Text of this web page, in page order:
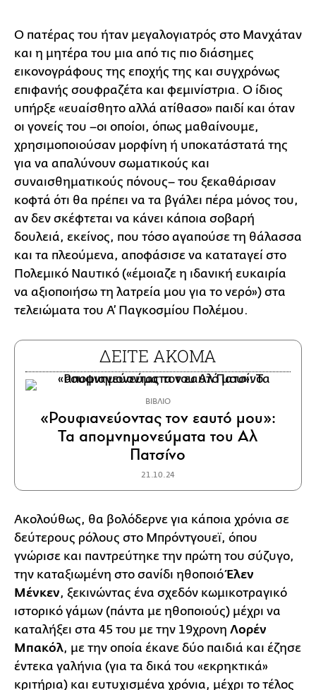
Ο πατέρας του ήταν μεγαλογιατρός στο Μανχάταν
και η μητέρα του μια από τις πιο διάσημες
εικονογράφους της εποχής της και συγχρόνως
επιφανής σουφραζέτα και φεμινίστρια. Ο ίδιος
υπήρξε «ευαίσθητο αλλά ατίθασο» παιδί και όταν
οι γονείς του –οι οποίοι, όπως μαθαίνουμε,
χρησιμοποιούσαν μορφίνη ή υποκατάστατά της
για να απαλύνουν σωματικούς και
συναισθηματικούς πόνους– του ξεκαθάρισαν
κοφτά ότι θα πρέπει να τα βγάλει πέρα μόνος του,
αν δεν σκέφτεται να κάνει κάποια σοβαρή
δουλειά, εκείνος, που τόσο αγαπούσε τη θάλασσα
και τα πλεούμενα, αποφάσισε να καταταγεί στο
Πολεμικό Ναυτικό («έμοιαζε η ιδανική ευκαιρία
να αξιοποιήσω τη λατρεία μου για το νερό») στα
τελειώματα του Α’ Παγκοσμίου Πολέμου.
ΔΕΙΤΕ ΑΚΟΜΑ
ΒΙΒΛΙΟ
«Ρουφιανεύοντας τον εαυτό μου»:
Τα απομνημονεύματα του Αλ
Πατσίνο
21.10.24
Ακολούθως, θα βολόδερνε για κάποια χρόνια σε
δεύτερους ρόλους στο Μπρόντγουεϊ, όπου
γνώρισε και παντρεύτηκε την πρώτη του σύζυγο,
την καταξιωμένη στο σανίδι ηθοποιόΈλεν
Μένκεν, ξεκινώντας ένα σχεδόν κωμικοτραγικό
ιστορικό γάμων (πάντα με ηθοποιούς) μέχρι να
καταλήξει στα 45 του με την 19χρονη Λορέν
Μπακόλ, με την οποία έκανε δύο παιδιά και έζησε
έντεκα γαλήνια (για τα δικά του «εκρηκτικά»
κριτήρια) και ευτυχισμένα χρόνια, μέχρι το τέλος